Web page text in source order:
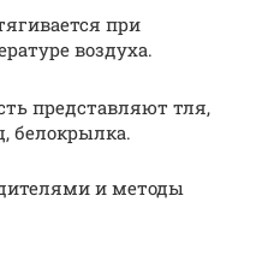
при
воздуха.
представляют тля,
белокрылка.
и методы